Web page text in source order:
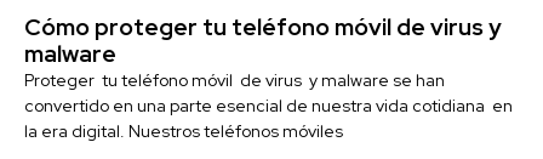
Cómo proteger tu teléfono móvil de virus y
malware
Proteger tu teléfono móvil de virus y malware se han
convertido en una parte esencial de nuestra vida cotidiana en
la era digital. Nuestros teléfonos móviles